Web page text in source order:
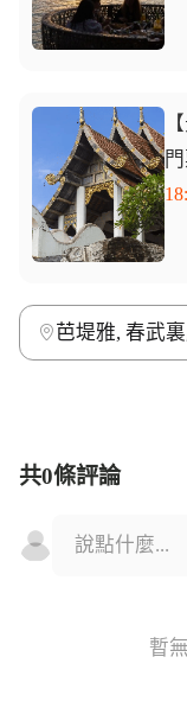
芭堤雅, 春武
共0條評論
暫